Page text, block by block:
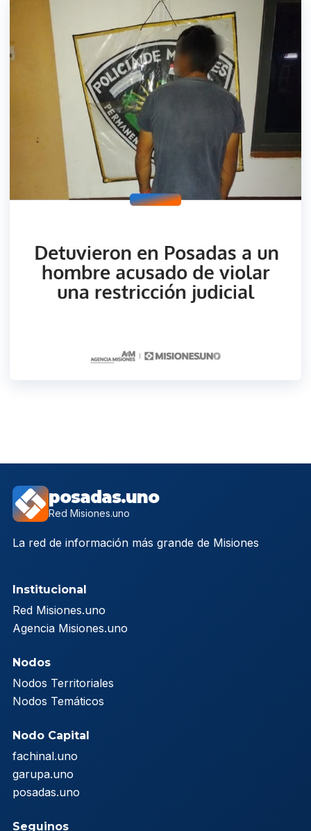
posadas.uno
Red Misiones.uno
La red de información más grande de Misiones
Institucional
Red Misiones.uno
Agencia Misiones.uno
Nodos
Nodos Territoriales
Nodos Temáticos
Nodo Capital
fachinal.uno
garupa.uno
posadas.uno
Seguinos